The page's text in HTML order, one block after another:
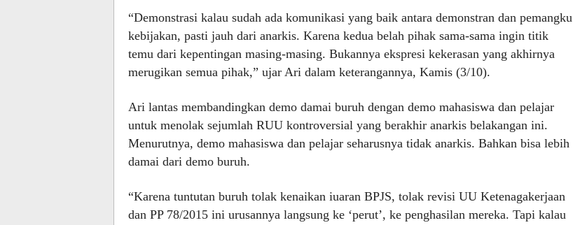
“Demonstrasi kalau sudah ada komunikasi yang baik antara demonstran dan pemangku
kebijakan, pasti jauh dari anarkis. Karena kedua belah pihak sama-sama ingin titik
temu dari kepentingan masing-masing. Bukannya ekspresi kekerasan yang akhirnya
merugikan semua pihak,” ujar Ari dalam keterangannya, Kamis (3/10).
Ari lantas membandingkan demo damai buruh dengan demo mahasiswa dan pelajar
untuk menolak sejumlah RUU kontroversial yang berakhir anarkis belakangan ini.
Menurutnya, demo mahasiswa dan pelajar seharusnya tidak anarkis. Bahkan bisa lebih
damai dari demo buruh.
“Karena tuntutan buruh tolak kenaikan iuaran BPJS, tolak revisi UU Ketenagakerjaan
dan PP 78/2015 ini urusannya langsung ke ‘perut’, ke penghasilan mereka. Tapi kalau